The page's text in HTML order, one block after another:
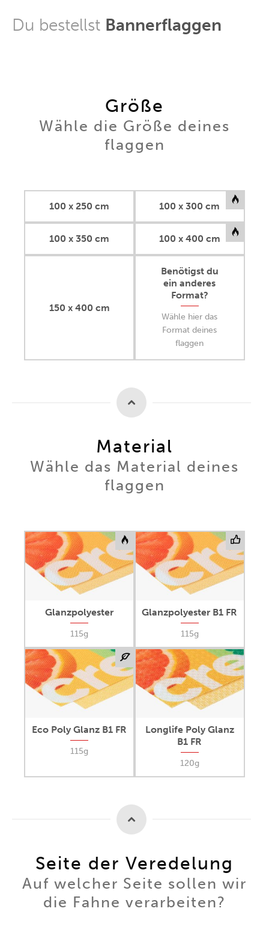
Du bestellst Bannerflaggen
Größe
Wähle die Größe deines
flaggen
100 x 250 cm 100 x 300 cm
100 x 350 cm 100 x 400 cm
150 x 400 cm
Benötigst du
ein anderes
Format?
Wähle hier das
Format deines
flaggen
Material
Wähle das Material deines
flaggen
Glanzpolyester
115g
Glanzpolyester B1 FR
115g
Eco Poly Glanz B1 FR
115g
Longlife Poly Glanz
B1 FR
120g
Seite der Veredelung
Auf welcher Seite sollen wir
die Fahne verarbeiten?